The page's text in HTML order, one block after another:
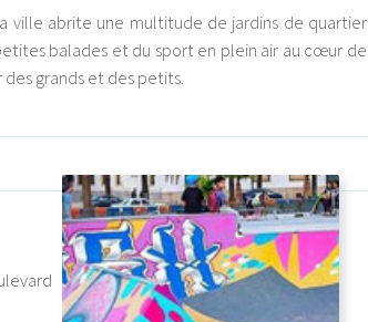
ville abrite une multitude de jardins de quartier
balades et du sport en plein air au cœur de
grands et des petits.